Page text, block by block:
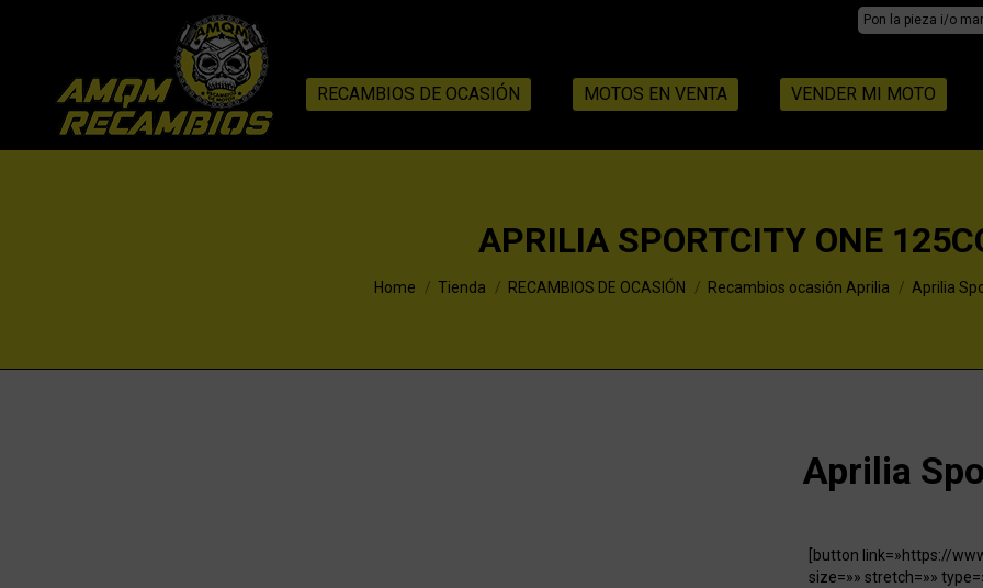
Search:
RECAMBIOS DE OCASIÓN MOTOS EN VENTA VENDER MI MOTO
APRILIA SPORTCITY ONE
You are here:
Home Tienda RECAMBIOS DE OCASIÓN Recambios ocasión Aprilia Aprilia
Aprilia
[button link=»https://
size=»» stretch=»»